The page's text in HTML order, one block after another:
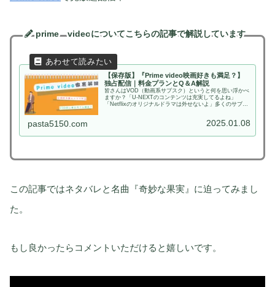
prime video についてこちらの記事で解説しています
【保存版】『Prime video映画好きも満足？】
独占配信｜料金プランとQ＆A解説
皆さんはVOD（動画系サブスク）というと何を思い浮かべ
ますか？「U-NEXTのコンテンツは充実してるよね」
「Netflixのオリジナルドラマは外せないよ」多くのサブス
pasta5150.com 2025.01.08
この記事ではネタバレと名曲『奇妙な果実』に迫ってみまし
た。
もし良かったらコメントいただけると嬉しいです。